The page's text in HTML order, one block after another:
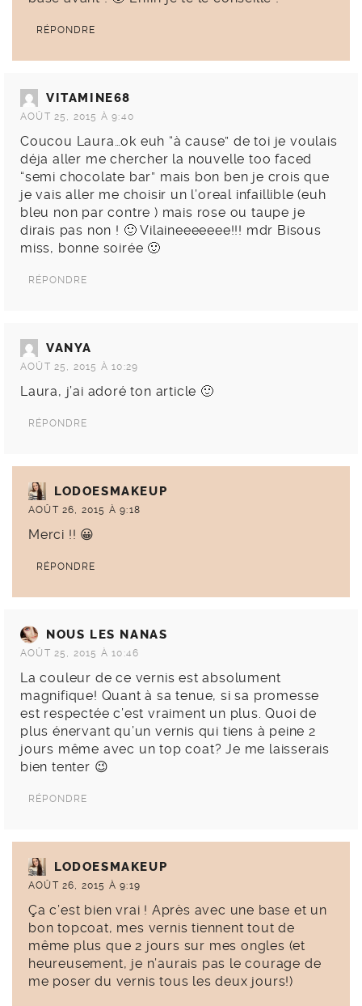
RÉPONDRE
VITAMINE68
AOÛT 25, 2015 À 9:40
Coucou Laura…ok euh “à cause” de toi je voulais
déja aller me chercher la nouvelle too faced
“semi chocolate bar” mais bon ben je crois que
je vais aller me choisir un l’oreal infaillible (euh
bleu non par contre ) mais rose ou taupe je
dirais pas non ! 🙂 Vilaineeeeeee!!! mdr Bisous
miss, bonne soirée 🙂
RÉPONDRE
VANYA
AOÛT 25, 2015 À 10:29
Laura, j’ai adoré ton article 🙂
RÉPONDRE
LODOESMAKEUP
AOÛT 26, 2015 À 9:18
Merci !! 😀
RÉPONDRE
NOUS LES NANAS
AOÛT 25, 2015 À 10:46
La couleur de ce vernis est absolument
magnifique! Quant à sa tenue, si sa promesse
est respectée c’est vraiment un plus. Quoi de
plus énervant qu’un vernis qui tiens à peine 2
jours même avec un top coat? Je me laisserais
bien tenter 😉
RÉPONDRE
LODOESMAKEUP
AOÛT 26, 2015 À 9:19
Ça c’est bien vrai ! Après avec une base et un
bon topcoat, mes vernis tiennent tout de
même plus que 2 jours sur mes ongles (et
heureusement, je n’aurais pas le courage de
me poser du vernis tous les deux jours!)